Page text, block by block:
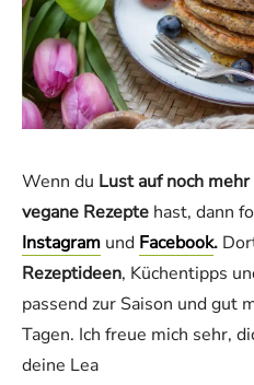
Wenn du Lust auf noch
vegane Rezepte hast, dann
Instagram und Facebook.
Rezeptideen, Küchentipps
passend zur Saison und gut
Tagen. Ich freue mich sehr,
deine Lea